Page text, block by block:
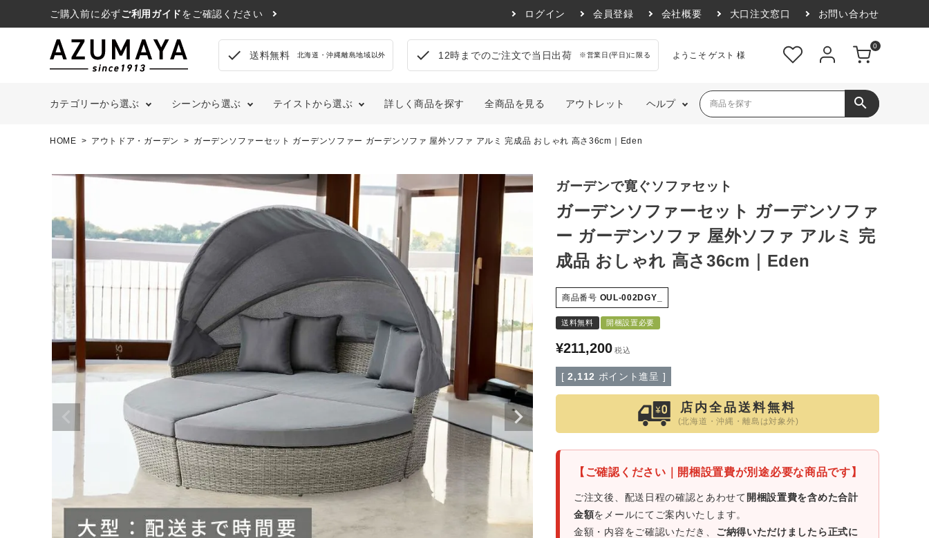
ご購入前に必ずご利用ガイドをご確認ください ログイン 会員登録 会社概要 大口注文窓口 お問い合わせ
check 送料無料 北海道・沖縄離島地域以外 check 12時までのご注文で当日出荷 ※営業日(平日)に限る ようこそ ゲスト 様
0
カテゴリーから選ぶ
2人掛けソファ
3人掛けソファ
ソファベッド
テーブル
センターテーブル
ダイニングテーブル
サイドテーブル
デスク・コンソール
丸テーブル
チェア・スツール
フレーム＋マットレスセット
布団・サポートアイテム
枕・枕カバー
収納家具
シェルフ
チェスト・キャビネット
テレビ台
ハンガーラック
収納ボックス
間仕切り・パーテーション
ペット用品
フラワーベース
傘立て
踏み台
インテリア雑貨
クッション・ブランケット
ダイニングセット
2人掛け
4人掛け
ラグ・マット
アウトドア
ガーデン・エクステリア
フェイクグリーン
プランター・鉢カバー
ひんやりアイテム
ゴミ箱
推し活収納
シーンから選ぶ
ホームオフィス アウトドア・ガーデン
テイストから選ぶ
レトロ・センチュリー カントリー風
クラシック・アンティーク
風
アジアン・エスニック・モ
ロッコ風
詳しく商品を探す 全商品を見る アウトレット ヘルプ search
052-241-3103
ACCOUNT MENU
ようこそ ゲスト 様
ログイン person 会員登録
シーンから選ぶ
テイストから選ぶ
HOME アウトドア・ガーデン ガーデンソファーセット ガーデンソファー ガーデンソファ 屋外ソファ アルミ 完成品 おしゃれ 高さ36cm｜Eden
ガーデンで寛ぐソファセット
ガーデンソファーセット ガーデンソファ
ー ガーデンソファ 屋外ソファ アルミ 完
成品 おしゃれ 高さ36cm｜Eden
商品番号 OUL-002DGY_
送料無料 開梱設置必要
¥211,200 税込
[ 2,112 ポイント進呈 ]
店内全品送料無料
(北海道・沖縄・離島は対象外)
【ご確認ください｜開梱設置費が別途必要な商品です】
ご注文後、配送日程の確認とあわせて 開梱設置費を含めた合計
金額をメールにてご案内いたします。
金額・内容をご確認いただき、 ご納得いただけましたら正式に